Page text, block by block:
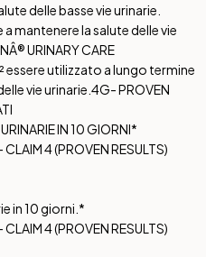
delle basse vie urinarie.
mantenere la salute delle vie
URINARY CARE
utilizzato a lungo termine
vie urinarie. 4G- PROVEN
IN 10 GIORNI*
4 (PROVEN RESULTS)
in 10 giorni.*
4 (PROVEN RESULTS)